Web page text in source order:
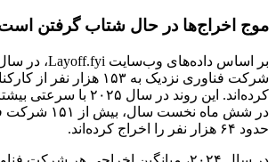
موج اخراج‌ها در حال شتاب گرفتن
شرکت فناوری نزدیک به ۱۵۳
کرده‌اند. این روند در سال
در شش ماه نخست
حدود ۶۴ هزار نفر را اخراج کرده‌اند.